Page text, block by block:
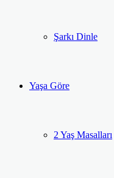
Şarkı Dinle
Yaşa Göre
2 Yaş Masalları